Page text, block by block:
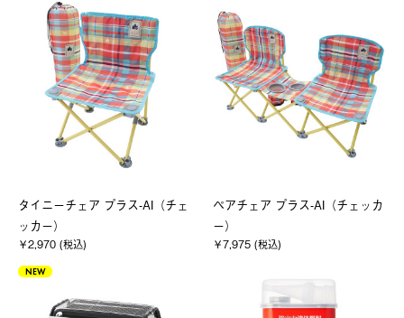
タイニーチェア プラス-AI（チェ
ッカー）
￥2,970 (税込)
ペアチェア プラス-AI（チェッカ
ー）
￥7,975 (税込)
NEW